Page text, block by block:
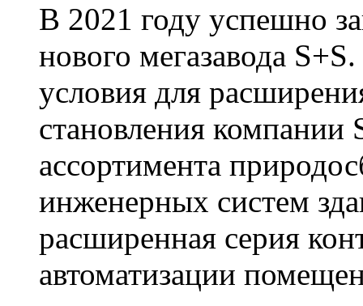
В 2021 году успешно
нового мегазавода
условия для
становления компании
ассортимента
инженерных систем
расширенная серия
автоматизации